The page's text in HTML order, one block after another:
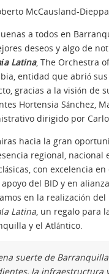
McCausland-Dieppa
a todos en
deseos y algo de
Latina, The Orchestra
entidad que abrió
gracias a la visión de
Hortensia Sánchez,
dirigido por
hacia la gran
regional,
con excelencia
del BID y en
en la realización
Latina, un regalo para
y el Atlántico.
suerte de
la infraestructura